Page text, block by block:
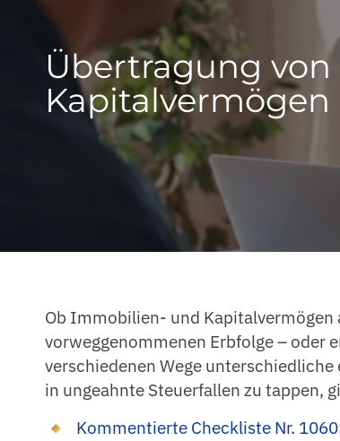
Übertragung
Kapitalvermögen
Ob Immobilien- und Kapitalvermögen
vorweggenommenen Erbfolge – oder
verschiedenen Wege
in ungeahnte Steuerfallen zu tappen,
Kommentierte Checkliste Nr.